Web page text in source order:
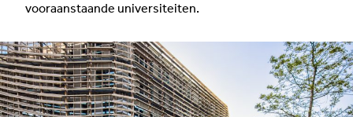
vooraanstaande universiteiten.